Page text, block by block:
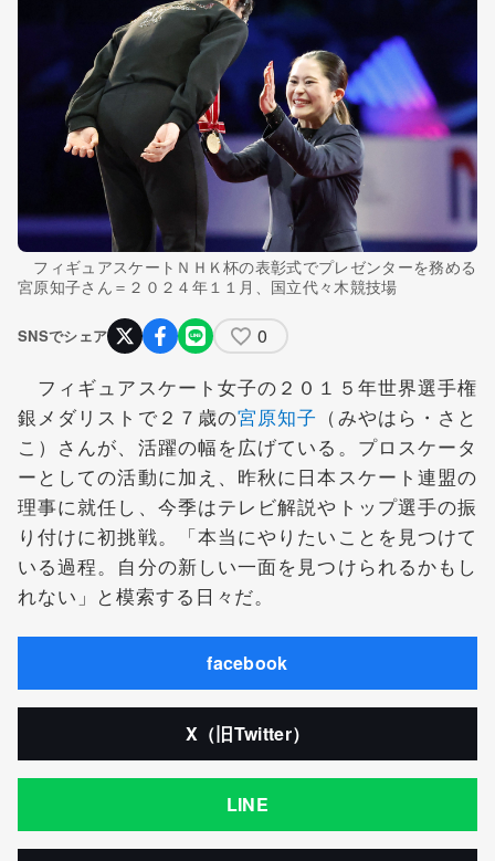
フィギュアスケートＮＨＫ杯の表彰式でプレゼンターを務める
宮原知子さん＝２０２４年１１月、国立代々木競技場
SNSでシェア 0
フィギュアスケート女子の２０１５年世界選手権
銀メダリストで２７歳の宮原知子 （みやはら・さと
こ）さんが、活躍の幅を広げている。プロスケータ
ーとしての活動に加え、昨秋に日本スケート連盟の
理事に就任し、今季はテレビ解説やトップ選手の振
り付けに初挑戦。「本当にやりたいことを見つけて
いる過程。自分の新しい一面を見つけられるかもし
れない」と模索する日々だ。
facebook
X（旧Twitter）
LINE